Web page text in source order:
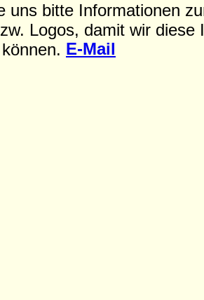
uns bitte Informationen
Logos, damit wir diese
E-Mail